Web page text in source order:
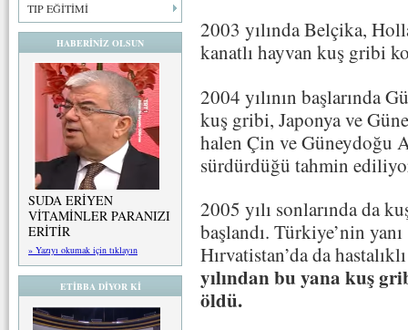
TIP EĞİTİMİ
HABERİNİZ OLSUN
SUDA ERİYEN
VİTAMİNLER PARANIZI
ERİTİR
» Yazıyı okumak için tıklayın
ETİBBA DİYOR Kİ
2003 yılında Belçika,
kanatlı hayvan kuş gribi
2004 yılının başlarında
kuş gribi, Japonya ve
halen Çin ve Güneydoğu
sürdürdüğü tahmin
2005 yılı sonlarında da
başlandı. Türkiye’nin
Hırvatistan’da da
yılından bu yana kuş
öldü.